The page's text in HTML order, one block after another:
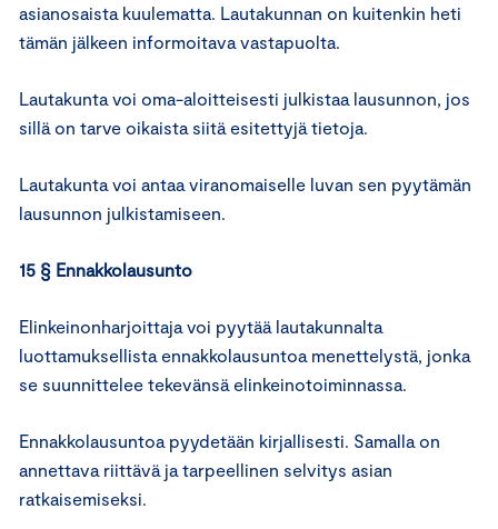
asianosaista kuulematta. Lautakunnan on kuitenkin heti
tämän jälkeen informoitava vastapuolta.
Lautakunta voi oma-aloitteisesti julkistaa lausunnon, jos
sillä on tarve oikaista siitä esitettyjä tietoja.
Lautakunta voi antaa viranomaiselle luvan sen pyytämän
lausunnon julkistamiseen.
15 § Ennakkolausunto
Elinkeinonharjoittaja voi pyytää lautakunnalta
luottamuksellista ennakkolausuntoa menettelystä, jonka
se suunnittelee tekevänsä elinkeinotoiminnassa.
Ennakkolausuntoa pyydetään kirjallisesti. Samalla on
annettava riittävä ja tarpeellinen selvitys asian
ratkaisemiseksi.